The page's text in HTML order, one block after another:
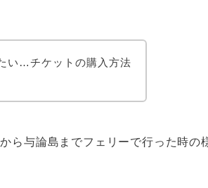
い…チケットの購入方法
ら与論島までフェリーで行った時の